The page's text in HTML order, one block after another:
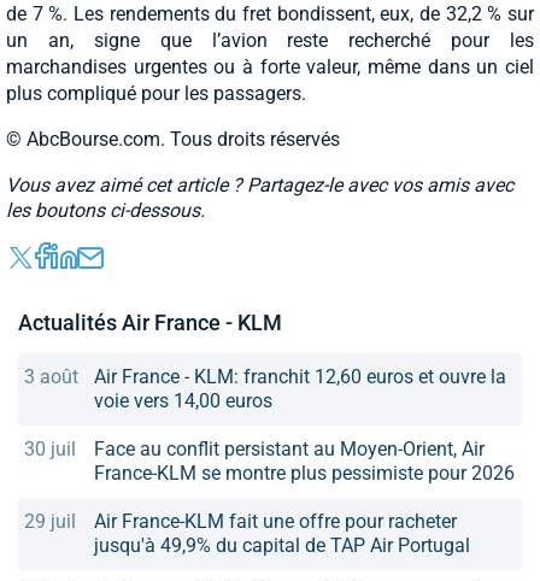
de 7 %. Les rendements du fret bondissent, eux, de 32,2 % sur
un an, signe que l’avion reste recherché pour les
marchandises urgentes ou à forte valeur, même dans un ciel
plus compliqué pour les passagers.
© AbcBourse.com. Tous droits réservés
Vous avez aimé cet article ? Partagez-le avec vos amis avec
les boutons ci-dessous.
Actualités Air France - KLM
3 août
Air France - KLM: franchit 12,60 euros et ouvre la
voie vers 14,00 euros
30 juil
Face au conflit persistant au Moyen-Orient, Air
France-KLM se montre plus pessimiste pour 2026
29 juil
Air France-KLM fait une offre pour racheter
jusqu'à 49,9% du capital de TAP Air Portugal